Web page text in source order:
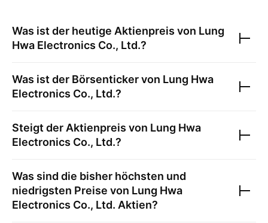
Was ist der heutige Aktienpreis von Lung
Hwa Electronics Co., Ltd.?
Was ist der Börsenticker von Lung Hwa
Electronics Co., Ltd.?
Steigt der Aktienpreis von Lung Hwa
Electronics Co., Ltd.?
Was sind die bisher höchsten und
niedrigsten Preise von Lung Hwa
Electronics Co., Ltd. Aktien?